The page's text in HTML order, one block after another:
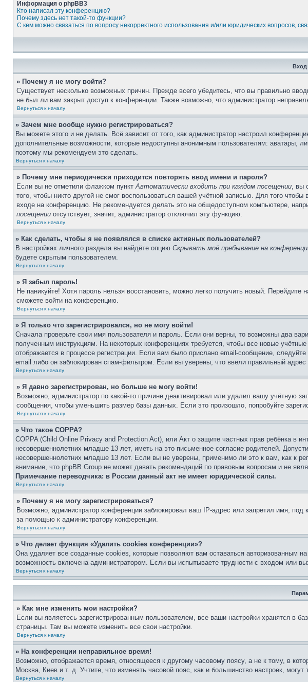
Информация о phpBB3
Кто написал эту конференцию?
Почему здесь нет такой-то функции?
С кем можно связаться по вопросу некорректного использования и/или юридических вопросов,
Вход
» Почему я не могу войти?
Существует несколько возможных причин. Прежде всего убедитесь, что вы правильно
не был ли вам закрыт доступ к конференции. Также возможно, что администратор
Вернуться к началу
» Зачем мне вообще нужно регистрироваться?
Вы можете этого и не делать. Всё зависит от того, как администратор настроил
дополнительные возможности, которые недоступны анонимным пользователям: аватары,
поэтому мы рекомендуем это сделать.
Вернуться к началу
» Почему мне периодически приходится повторять ввод имени и пароля?
Если вы не отметили флажком пунктАвтоматически входить при каждом посещении, вы
того, чтобы никто другой не смог воспользоваться вашей учётной записью. Для того
входе на конференцию. Не рекомендуется делать это на общедоступном компьютере,
посещении отсутствует, значит, администратор отключил эту функцию.
Вернуться к началу
» Как сделать, чтобы я не появлялся в списке активных пользователей?
В настройках личного раздела вы найдёте опцию Скрывать моё пребывание на
будете скрытым пользователем.
Вернуться к началу
» Я забыл пароль!
Не паникуйте! Хотя пароль нельзя восстановить, можно легко получить новый.
сможете войти на конференцию.
Вернуться к началу
» Я только что зарегистрировался, но не могу войти!
Сначала проверьте свои имя пользователя и пароль. Если они верны, то возможны два
полученным инструкциям. На некоторых конференциях требуется, чтобы все новые
отображается в процессе регистрации. Если вам было прислано email-сообщение,
email либо он заблокирован спам-фильтром. Если вы уверены, что ввели правильный адрес
Вернуться к началу
» Я давно зарегистрирован, но больше не могу войти!
Возможно, администратор по какой-то причине деактивировал или удалил вашу учётную
сообщения, чтобы уменьшить размер базы данных. Если это произошло, попробуйте
Вернуться к началу
» Что такое COPPA?
COPPA (Child Online Privacy and Protection Act), или Акт о защите частных прав ребёнка в
несовершеннолетних младше 13 лет, иметь на это письменное согласие родителей.
несовершеннолетних младше 13 лет. Если вы не уверены, применимо ли это к вам, как к
внимание, что phpBB Group не может давать рекомендаций по правовым вопросам и не
Примечание переводчика: в России данный акт не имеет юридической силы.
Вернуться к началу
» Почему я не могу зарегистрироваться?
Возможно, администратор конференции заблокировал ваш IP-адрес или запретил имя,
за помощью к администратору конференции.
Вернуться к началу
» Что делает функция «Удалить cookies конференции»?
Она удаляет все созданные cookies, которые позволяют вам оставаться авторизованным
возможность включена администратором. Если вы испытываете трудности с входом или
Вернуться к началу
» Как мне изменить мои настройки?
Если вы являетесь зарегистрированным пользователем, все ваши настройки хранятся в
страницы. Там вы можете изменить все свои настройки.
Вернуться к началу
» На конференции неправильное время!
Возможно, отображается время, относящееся к другому часовому поясу, а не к тому, в
Москва, Киев и т. д. Учтите, что изменять часовой пояс, как и большинство настроек,
Вернуться к началу